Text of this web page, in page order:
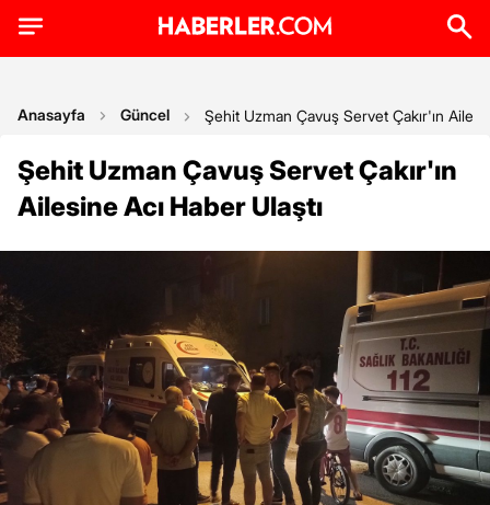
Anasayfa Güncel Şehit Uzman Çavuş Servet Çakır'ın
Şehit Uzman Çavuş Servet Çakır'ın
Ailesine Acı Haber Ulaştı